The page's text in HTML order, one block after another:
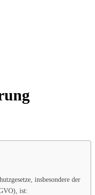
insbesondere der
ist: